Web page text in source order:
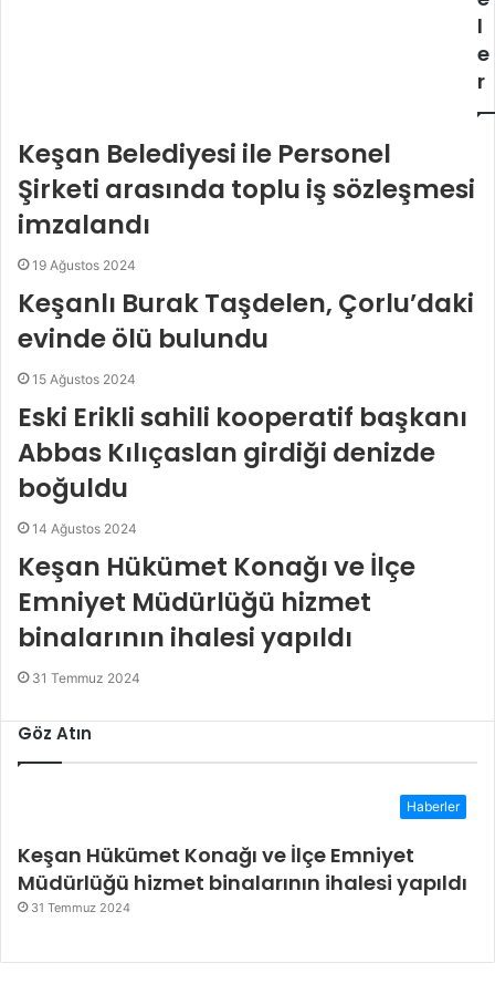
l
e
r
Keşan Belediyesi ile Personel
Şirketi arasında toplu iş sözleşmesi
imzalandı
19 Ağustos 2024
Keşanlı Burak Taşdelen, Çorlu’daki
evinde ölü bulundu
15 Ağustos 2024
Eski Erikli sahili kooperatif başkanı
Abbas Kılıçaslan girdiği denizde
boğuldu
14 Ağustos 2024
Keşan Hükümet Konağı ve İlçe
Emniyet Müdürlüğü hizmet
binalarının ihalesi yapıldı
31 Temmuz 2024
Göz Atın
Haberler
Keşan Hükümet Konağı ve İlçe Emniyet
Müdürlüğü hizmet binalarının ihalesi yapıldı
31 Temmuz 2024